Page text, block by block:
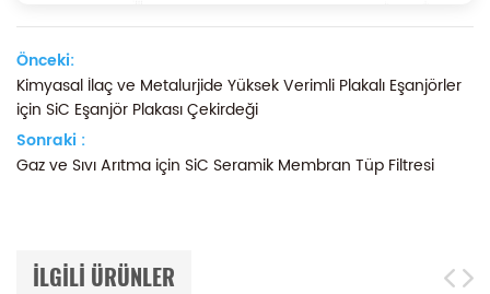
Önceki:
Kimyasal İlaç ve Metalurjide Yüksek Verimli Plakalı Eşanjörler
için SiC Eşanjör Plakası Çekirdeği
Sonraki :
Gaz ve Sıvı Arıtma için SiC Seramik Membran Tüp Filtresi
ILGILI ÜRÜNLER